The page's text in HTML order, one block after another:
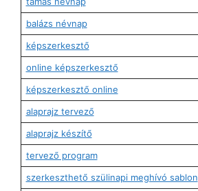
balázs névnap
képszerkesztő
online képszerkesztő
képszerkesztő online
alaprajz tervező
alaprajz készítő
tervező program
szerkeszthető szülinapi meghívó sablon